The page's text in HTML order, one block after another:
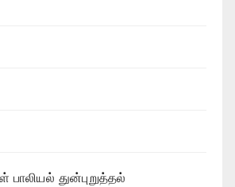
துன்புறுத்தல்